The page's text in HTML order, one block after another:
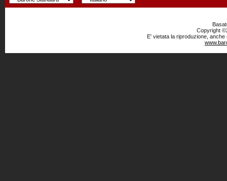
Copyright
E' vietata la riproduzione,